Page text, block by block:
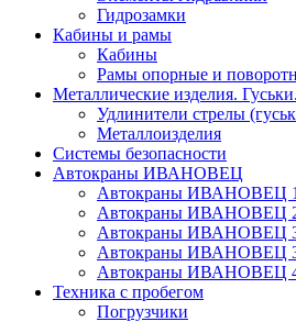
Гидрозамки
Кабины и рамы
Кабины
Рамы опорные и
Металлические изделия. Гуськи.
Удлинители стрелы
Металлоизделия
Системы безопасности
Автокраны ИВАНОВЕЦ
Автокраны ИВАНОВЕЦ
Автокраны ИВАНОВЕЦ
Автокраны ИВАНОВЕЦ
Автокраны ИВАНОВЕЦ
Автокраны ИВАНОВЕЦ
Техника с пробегом
Погрузчики